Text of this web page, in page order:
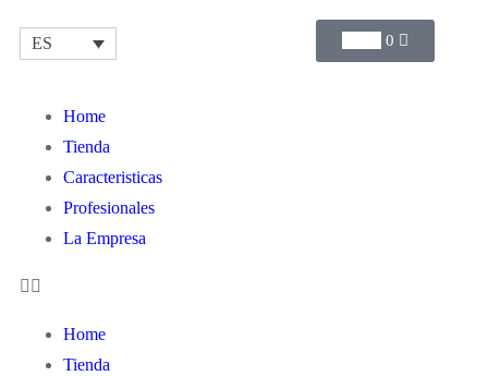
ES 0
Home
Tienda
Caracteristicas
Profesionales
La Empresa
Home
Tienda